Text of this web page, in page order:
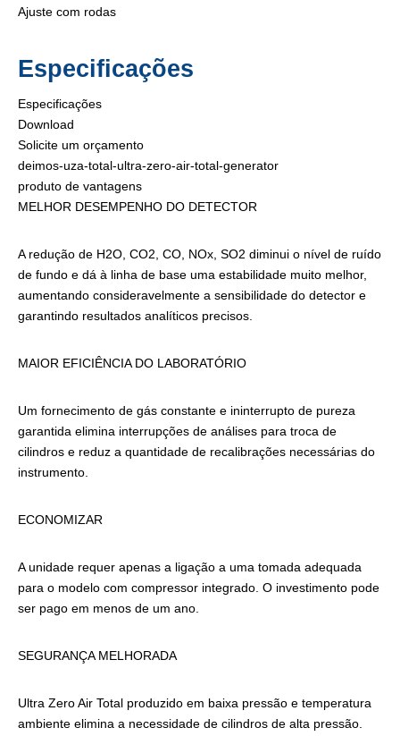
Ajuste com rodas
Especificações
Especificações
Download
Solicite um orçamento
deimos-uza-total-ultra-zero-air-total-generator
produto de vantagens
MELHOR DESEMPENHO DO DETECTOR
A redução de H2O, CO2, CO, NOx, SO2 diminui o nível de ruído
de fundo e dá à linha de base uma estabilidade muito melhor,
aumentando consideravelmente a sensibilidade do detector e
garantindo resultados analíticos precisos.
MAIOR EFICIÊNCIA DO LABORATÓRIO
Um fornecimento de gás constante e ininterrupto de pureza
garantida elimina interrupções de análises para troca de
cilindros e reduz a quantidade de recalibrações necessárias do
instrumento.
ECONOMIZAR
A unidade requer apenas a ligação a uma tomada adequada
para o modelo com compressor integrado. O investimento pode
ser pago em menos de um ano.
SEGURANÇA MELHORADA
Ultra Zero Air Total produzido em baixa pressão e temperatura
ambiente elimina a necessidade de cilindros de alta pressão.